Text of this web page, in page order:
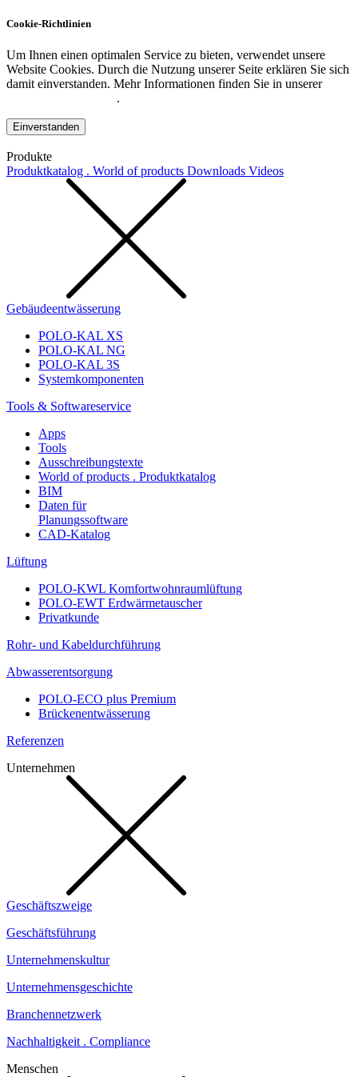
Cookie-Richtlinien
Um Ihnen einen optimalen Service zu bieten, verwendet unsere
Website Cookies. Durch die Nutzung unserer Seite erklären Sie sich
damit einverstanden. Mehr Informationen finden Sie in unserer
.
Einverstanden
Produkte
Produktkatalog . World of products Downloads Videos
Gebäudeentwässerung
POLO-KAL XS
POLO-KAL NG
POLO-KAL 3S
Systemkomponenten
Tools & Softwareservice
Apps
Tools
Ausschreibungstexte
World of products . Produktkatalog
BIM
Daten für
Planungssoftware
CAD-Katalog
Lüftung
POLO-KWL Komfortwohnraumlüftung
POLO-EWT Erdwärmetauscher
Privatkunde
Rohr- und Kabeldurchführung
Abwasserentsorgung
POLO-ECO plus Premium
Brückenentwässerung
Referenzen
Unternehmen
Geschäftszweige
Geschäftsführung
Unternehmenskultur
Unternehmensgeschichte
Branchennetzwerk
Nachhaltigkeit . Compliance
Menschen